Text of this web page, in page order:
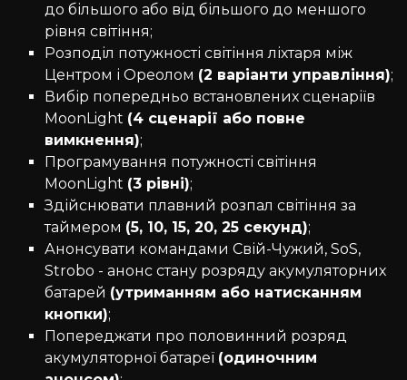
до більшого або від більшого до меншого
рівня світіння;
Розподіл потужності світіння ліхтаря між
Центром і Ореолом (2 варіанти управління);
Вибір попередньо встановлених сценаріїв
MoonLight (4 сценарії або повне
вимкнення);
Програмування потужності світіння
MoonLight (3 рівні);
Здійснювати плавний розпал світіння за
таймером (5, 10, 15, 20, 25 секунд);
Анонсувати командами Свій-Чужий, SoS,
Strobo - анонс стану розряду акумуляторних
батарей (утриманням або натисканням
кнопки);
Попереджати про половинний розряд
акумуляторної батареї (одиночним